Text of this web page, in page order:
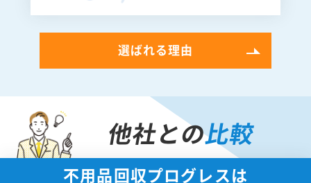
選ばれる理由
他社との比較
不用品回収プログレスは